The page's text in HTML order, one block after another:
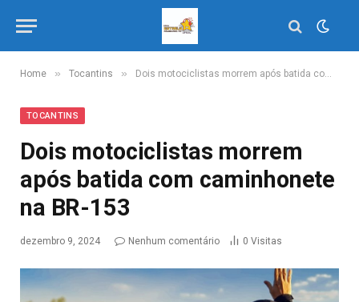
Home » Tocantins » Dois motociclistas morrem após batida com caminhonete na BR-153
TOCANTINS
Dois motociclistas morrem
após batida com caminhonete
na BR-153
dezembro 9, 2024 Nenhum comentário 0 Visitas